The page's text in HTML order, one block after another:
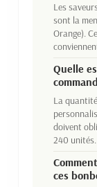
Les
sont la
Orange).
Quelle
La
doivent
240 unités.
ces